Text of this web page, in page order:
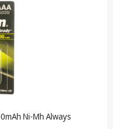
Ni-Mh Always